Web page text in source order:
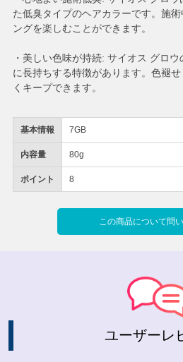
基本情報 7GB
内容量 80g
ポイント 8
この商品について問
た低臭タイプのヘアカラーです。施
ングを楽しむことができます。
・美しい色味が持続: サイオス グロ
に長持ちする特徴があります。色褪
くキープできます。
ユーザーレ